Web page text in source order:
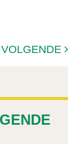
VOLGENDE